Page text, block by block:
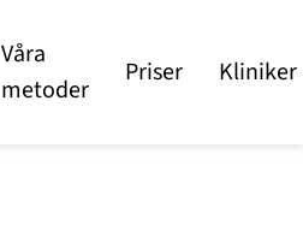
Våra
metoder
Priser Kliniker